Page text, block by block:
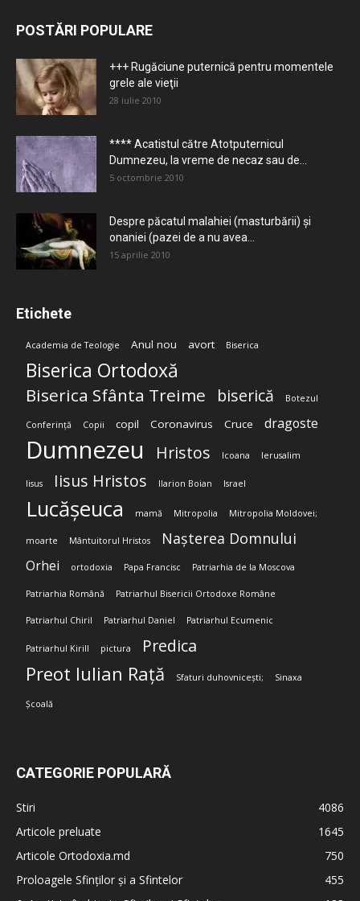
POSTĂRI POPULARE
+++ Rugăciune puternică pentru momentele
grele ale vieţii
28 iulie 2010
**** Acatistul către Atotputernicul
Dumnezeu, la vreme de necaz sau de...
5 octombrie 2010
Despre păcatul malahiei (masturbării) şi
onaniei (pazei de a nu avea...
15 aprilie 2010
Etichete
Academia de Teologie Anul nou avort Biserica
Biserica Ortodoxă
Biserica Sfânta Treime biserică Botezul
Conferință Copii copil Coronavirus Cruce dragoste
Dumnezeu Hristos Icoana Ierusalim
Iisus Iisus Hristos Ilarion Boian Israel
Lucășeuca mamă Mitropolia Mitropolia Moldovei;
moarte Mântuitorul Hristos Nașterea Domnului
Orhei ortodoxia Papa Francisc Patriarhia de la Moscova
Patriarhia Română Patriarhul Bisericii Ortodoxe Române
Patriarhul Chiril Patriarhul Daniel Patriarhul Ecumenic
Patriarhul Kirill pictura Predica
Preot Iulian Rață Sfaturi duhovnicești; Sinaxa
Școală
CATEGORIE POPULARĂ
Stiri
4086
Articole preluate
1645
Articole Ortodoxia.md
750
Proloagele Sfinților și a Sfintelor
455